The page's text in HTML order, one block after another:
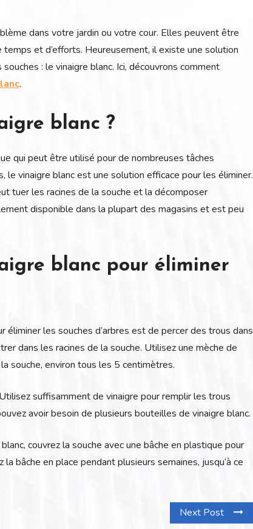
dans votre jardin ou votre cour. Elles peuvent être
et d’efforts. Heureusement, il existe une solution
: le vinaigre blanc. Ici, découvrons comment
.
blanc ?
qui peut être utilisé pour de nombreuses tâches
le vinaigre blanc est une solution efficace pour les éliminer.
tuer les racines de la souche et la décomposer
disponible dans la plupart des magasins et est peu
blanc pour éliminer
les souches d’arbres est de percer des trous dans
dans les racines de la souche. Utilisez une mèche de
souche, environ tous les 5 centimètres.
suffisamment de vinaigre pour remplir les trous
avoir besoin de plusieurs bouteilles de vinaigre blanc.
couvrez la souche avec une bâche en plastique pour
bâche en place pendant plusieurs semaines, jusqu’à ce
Next Post